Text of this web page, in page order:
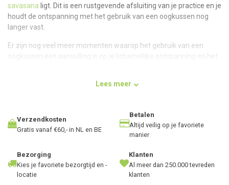
savasana ligt. Dit is een rustgevende afsluiting van je practice en je
houdt de ontspanning met het gebruik van een oogkussen nog
langer vast.
Er zijn nog veel meer momenten waarop het gebruik van een
oogkussen een aanvulling is op je lichamelijke ontspanning en het
je je ogen wilt bedekken om ontspannen te blijven. Heb je moeite
werken door op verschillende zintuigen van je lichaam waardoor
het niet alleen voor de ogen ontspannen werkt. Lavendel zorgt ook
rust en ontspanning zult ervaren.
Lees meer
Verzendkosten
Gratis vanaf €60,- in NL en BE
Betalen
Altijd veilig op je favoriete
manier
Bezorging
Kies je favoriete bezorgtijd en -
locatie
Klanten
Al meer dan 250.000 tevreden
klanten